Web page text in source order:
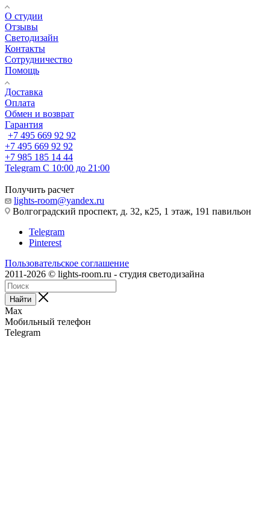
О студии
Отзывы
Светодизайн
Контакты
Сотрудничество
Помощь
Доставка
Оплата
Обмен и возврат
Гарантия
+7 495 669 92 92
+7 495 669 92 92
+7 985 185 14 44
Telegram С 10:00 до 21:00
Получить расчет
lights-room@yandex.ru
Волгоградский проспект, д. 32, к25, 1 этаж, 191 павильон
Telegram
Pinterest
Пользовательское соглашение
2011-2026 © lights-room.ru - студия светодизайна
Найти
Max
Мобильный телефон
Telegram